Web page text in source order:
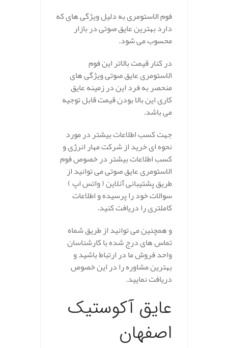
فوم الاستومری به دلیل ویژگی های که
دارد بهترین عایق صوتی در بازار
محسوب می شود.
در کنار قیمت بالاتر این فوم
الاستومری عایق صوتی ویژگی های
منحصر به فرد این در زمینه عایق
کاری این بالا بودن قیمت قابل توجیه
می باشد.
جهت کسب اطلاعات بیشتر در مورد
نحوه ای خرید از شرکت مهار انرژی و
کسب اطلاعات بیشتر در خصوص فوم
الاستومری عایق صوتی می توانید از
طریق پشتیبانی آنلاین ( واتس اپ )
سوالات خود را پرسیده و اطلاعات
کاملتری را دریافت کنید.
و همچنین می توانید از طریق شماه
تماس های درج شده با کارشناسان
واحد فروش ما در ارتباط باشید و
بهترین مشاوره را در این خصوص
دریافت نمایید.
عایق آکوستیک
اصفهان